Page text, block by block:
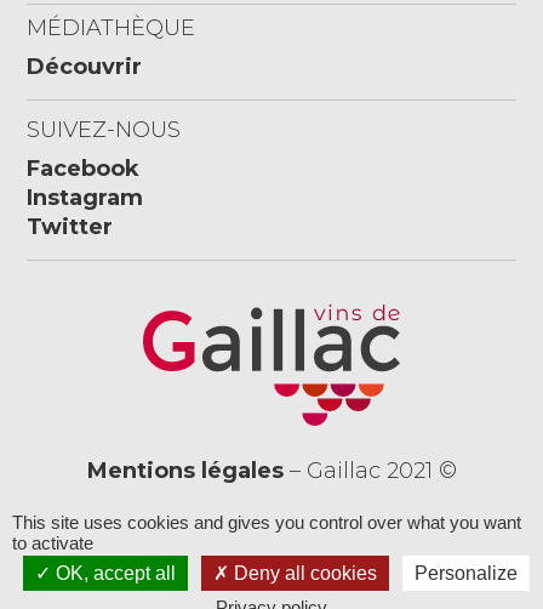
MÉDIATHÈQUE
Découvrir
SUIVEZ-NOUS
Facebook
Instagram
Twitter
Mentions légales– Gaillac 2021 ©
« L’abus d’alcool est dangereux pour la santé,
This site uses cookies and gives you control over what you want
to activate
OK, accept all
Deny all cookies
Personalize